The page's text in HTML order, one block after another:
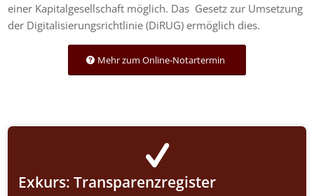
einer Kapitalgesellschaft möglich. Das Gesetz zur Umsetzung
der Digitalisierungsrichtlinie (DiRUG) ermöglich dies.
Mehr zum Online-Notartermin
Exkurs: Transparenzregister